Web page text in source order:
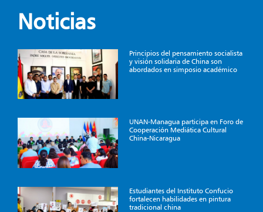
Noticias
Principios del pensamiento socialista
y visión solidaria de China son
abordados en simposio académico
UNAN-Managua participa en Foro de
Cooperación Mediática Cultural
China-Nicaragua
Estudiantes del Instituto Confucio
fortalecen habilidades en pintura
tradicional china